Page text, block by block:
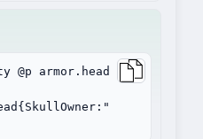
armor.head